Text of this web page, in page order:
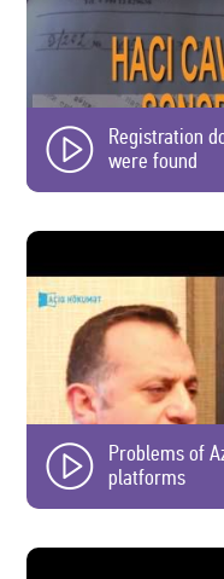
Registration
were found
Problems of
platforms